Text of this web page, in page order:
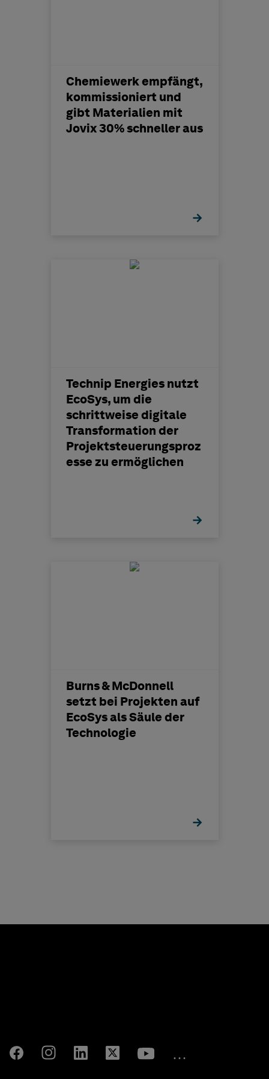
Chemiewerk empfängt,
kommissioniert und
gibt Materialien mit
Jovix 30% schneller aus
Technip Energies nutzt
EcoSys, um die
schrittweise digitale
Transformation der
Projektsteuerungsproz
esse zu ermöglichen
Burns & McDonnell
setzt bei Projekten auf
EcoSys als Säule der
Technologie